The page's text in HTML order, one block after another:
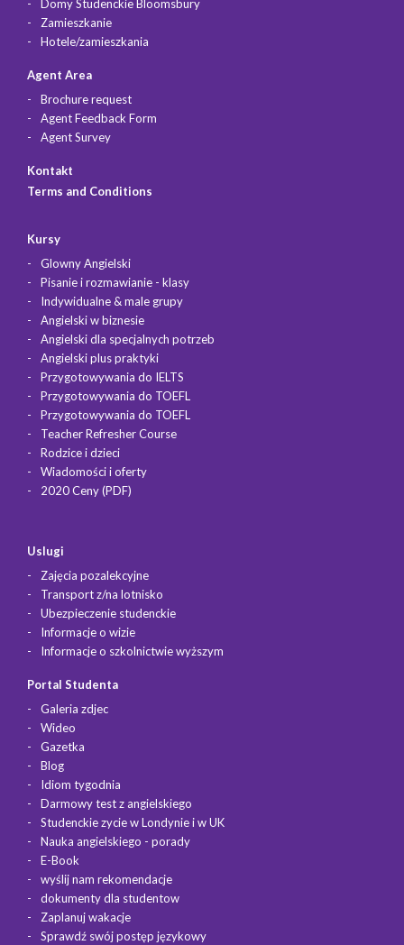
Domy Studenckie Bloomsbury
Zamieszkanie
Hotele/zamieszkania
Agent Area
Brochure request
Agent Feedback Form
Agent Survey
Kontakt
Terms and Conditions
Kursy
Glowny Angielski
Pisanie i rozmawianie - klasy
Indywidualne & male grupy
Angielski w biznesie
Angielski dla specjalnych potrzeb
Angielski plus praktyki
Przygotowywania do IELTS
Przygotowywania do TOEFL
Przygotowywania do TOEFL
Teacher Refresher Course
Rodzice i dzieci
Wiadomości i oferty
2020 Ceny (PDF)
Uslugi
Zajęcia pozalekcyjne
Transport z/na lotnisko
Ubezpieczenie studenckie
Informacje o wizie
Informacje o szkolnictwie wyższym
Portal Studenta
Galeria zdjec
Wideo
Gazetka
Blog
Idiom tygodnia
Darmowy test z angielskiego
Studenckie zycie w Londynie i w UK
Nauka angielskiego - porady
E-Book
wyślij nam rekomendacje
dokumenty dla studentow
Zaplanuj wakacje
Sprawdź swój postęp językowy